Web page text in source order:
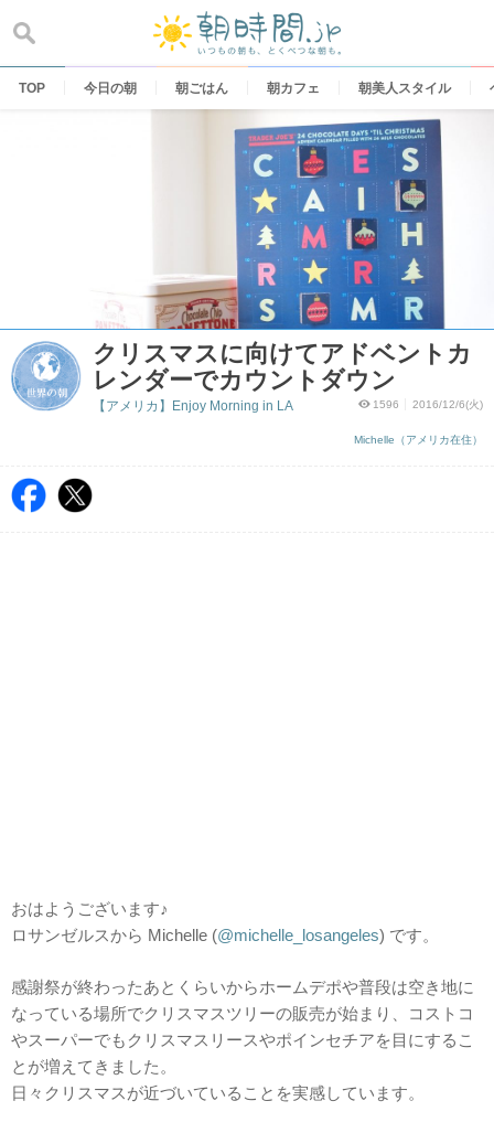
content
TOP 今日の朝 朝ごはん 朝カフェ 朝美人スタイル
クリスマスに向けてアドベントカ
レンダーでカウントダウン
1596 2016/12/6(火)
Michelle（アメリカ在住）
【アメリカ】Enjoy Morning in LA
おはようございます♪
ロサンゼルスから Michelle (@michelle_losangeles) です。
感謝祭が終わったあとくらいからホームデポや普段は空き地に
なっている場所でクリスマスツリーの販売が始まり、コストコ
やスーパーでもクリスマスリースやポインセチアを目にするこ
とが増えてきました。
日々クリスマスが近づいていることを実感しています。